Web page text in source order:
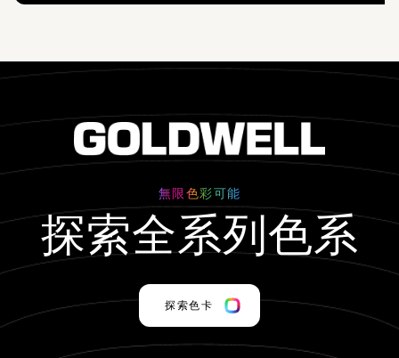
無限色彩可能
探索全系列色系
探索色卡